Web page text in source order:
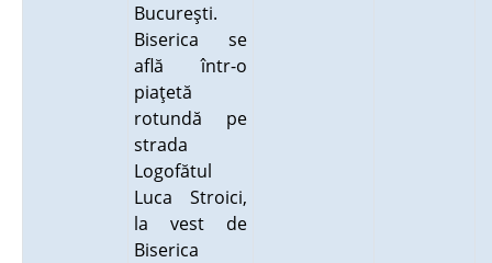
Bucureşti.
Biserica se
află într-o
piaţetă
rotundă pe
strada
Logofătul
Luca Stroici,
la vest de
Biserica